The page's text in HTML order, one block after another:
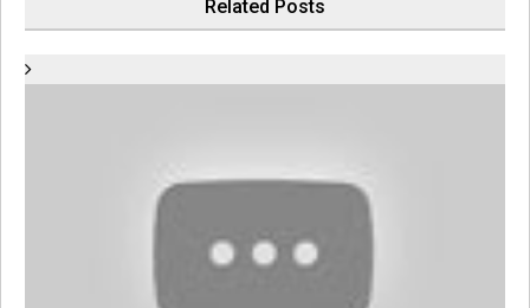
Related Posts